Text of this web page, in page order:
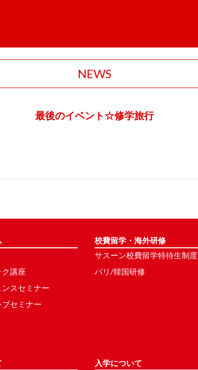
NEWS
最後のイベント☆修学旅行
講座
スセミナー
セミナー
校費留学・海外研修
サスーン校費留学特待生制度
パリ/韓国研修
入学について